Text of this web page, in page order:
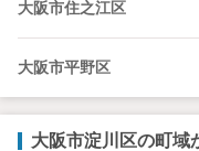
大阪市住之江区
大阪市平野区
大阪市淀川区の町域